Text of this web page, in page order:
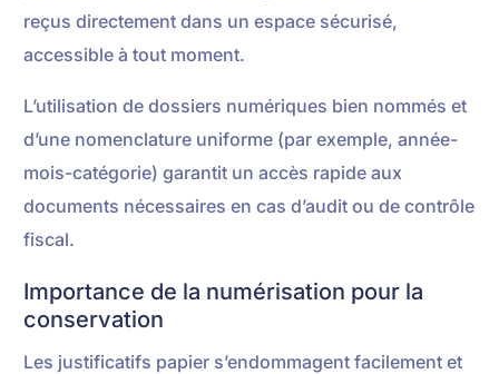
reçus directement dans un espace sécurisé,
accessible à tout moment.
L’utilisation de dossiers numériques bien nommés et
d’une nomenclature uniforme (par exemple, année-
mois-catégorie) garantit un accès rapide aux
documents nécessaires en cas d’audit ou de contrôle
fiscal.
Importance de la numérisation pour la
conservation
Les justificatifs papier s’endommagent facilement et